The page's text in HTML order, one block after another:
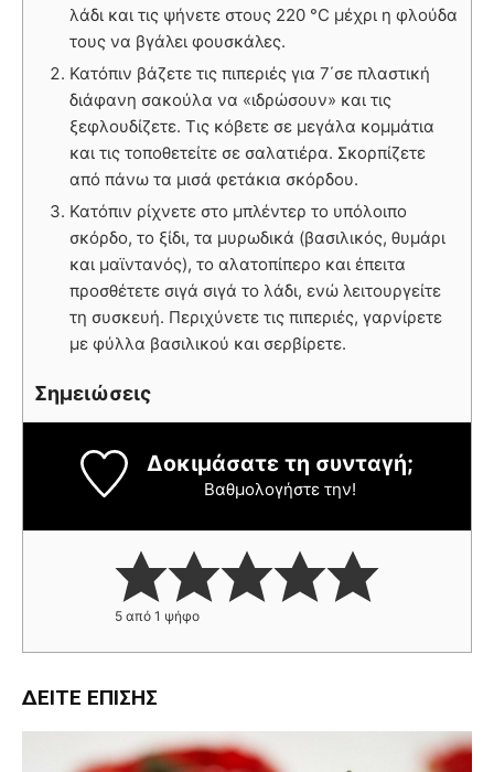
λάδι και τις ψήνετε στους 220 °C μέχρι η φλούδα
τους να βγάλει φουσκάλες.
Κατόπιν βάζετε τις πιπεριές για 7΄σε πλαστική
διάφανη σακούλα να «ιδρώσουν» και τις
ξεφλουδίζετε. Τις κόβετε σε μεγάλα κομμάτια
και τις τοποθετείτε σε σαλατιέρα. Σκορπίζετε
από πάνω τα μισά φετάκια σκόρδου.
Κατόπιν ρίχνετε στο μπλέντερ το υπόλοιπο
σκόρδο, το ξίδι, τα μυρωδικά (βασιλικός, θυμάρι
και μαϊντανός), το αλατοπίπερο και έπειτα
προσθέτετε σιγά σιγά το λάδι, ενώ λειτουργείτε
τη συσκευή. Περιχύνετε τις πιπεριές, γαρνίρετε
με φύλλα βασιλικού και σερβίρετε.
Σημειώσεις
Δοκιμάσατε τη συνταγή;
Βαθμολογήστε την!
5 από 1 ψήφο
ΔΕΊΤΕ ΕΠΊΣΗΣ